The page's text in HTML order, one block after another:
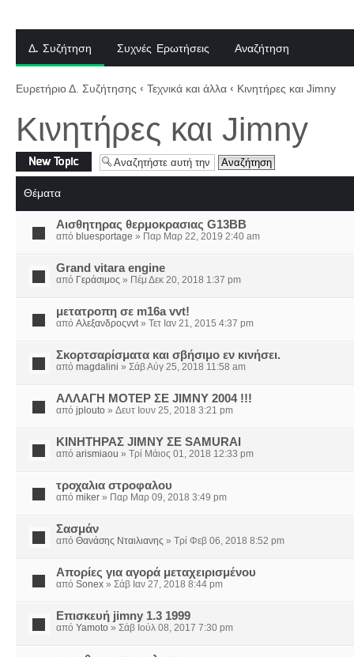
Δ. Συζήτηση Συχνές Ερωτήσεις Αναζήτηση
Ευρετήριο Δ. Συζήτησης ‹ Τεχνικά και άλλα ‹ Κινητήρες και Jimny
Κινητήρες και Jimny
Δημιουργία νέου
θέματος
Θέματα
Αισθητηρας θερμοκρασιας G13BB
από bluesportage » Παρ Μαρ 22, 2019 2:40 am
Grand vitara engine
από Γεράσιμος » Πέμ Δεκ 20, 2018 1:37 pm
μετατροπη σε m16a vvt!
από Αλεξανδροςvvt» Τετ Ιαν 21, 2015 4:37 pm
Σκορτσαρίσματα και σβήσιμο εν κινήσει.
από magdalini » Σάβ Αύγ 25, 2018 11:58 am
ΑΛΛΑΓΗ ΜΟΤΕΡ ΣΕ JIMNY 2004 !!!
από jplouto » Δευτ Ιουν 25, 2018 3:21 pm
ΚΙΝΗΤΗΡΑΣ JIMNY ΣΕ SAMURAI
από arismiaou » Τρί Μάιος 01, 2018 12:33 pm
τροχαλια στροφαλου
από miker » Παρ Μαρ 09, 2018 3:49 pm
Σασμάν
από Θανάσης Νταιλιανης » Τρί Φεβ 06, 2018 8:52 pm
Απορίες για αγορά μεταχειρισμένου
από Sonex » Σάβ Ιαν 27, 2018 8:44 pm
Επισκευή jimny 1.3 1999
από Yamoto » Σάβ Ιούλ 08, 2017 7:30 pm